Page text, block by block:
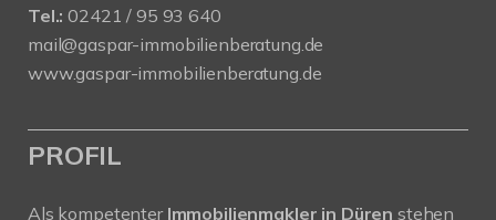
Tel.: 02421 / 95 93 640
mail@gaspar-immobilienberatung.de
www.gaspar-immobilienberatung.de
PROFIL
Als kompetenter Immobilienmakler in Düren stehen